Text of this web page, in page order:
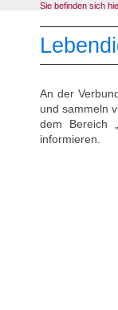
Sie befinden sich
An der
und sammeln
dem Bereich
informieren.